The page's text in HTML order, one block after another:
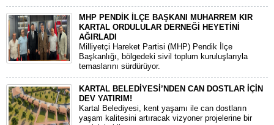
MHP PENDİK İLÇE BAŞKANI MUHARREM KIR
KARTAL ORDULULAR DERNEĞİ HEYETİNİ
AĞIRLADI
​Milliyetçi Hareket Partisi (MHP) Pendik İlçe
Başkanlığı, bölgedeki sivil toplum kuruluşlarıyla
temaslarını sürdürüyor.
KARTAL BELEDİYESİ’NDEN CAN DOSTLAR İÇİN
DEV YATIRIM!
Kartal Belediyesi, kent yaşamı ile can dostların
yaşam kalitesini artıracak vizyoner projelerine bir